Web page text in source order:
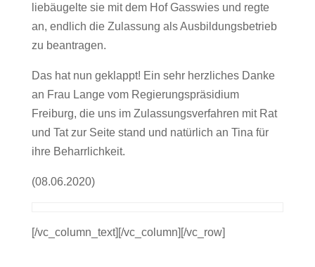
liebäugelte sie mit dem Hof Gasswies und regte
an, endlich die Zulassung als Ausbildungsbetrieb
zu beantragen.
Das hat nun geklappt! Ein sehr herzliches Danke
an Frau Lange vom Regierungspräsidium
Freiburg, die uns im Zulassungsverfahren mit Rat
und Tat zur Seite stand und natürlich an Tina für
ihre Beharrlichkeit.
(08.06.2020)
[/vc_column_text][/vc_column][/vc_row]